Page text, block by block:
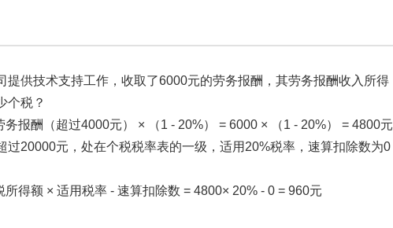
提供技术支持工作，收取了6000元的劳务报酬，其劳务报酬收入所得
个税？
报酬（超过4000元） × （1 - 20%） = 6000 × （1 - 20%） = 4800元
过20000元，处在个税税率表的一级，适用20%税率，速算扣除数为0
得额 × 适用税率 - 速算扣除数 = 4800× 20% - 0 = 960元